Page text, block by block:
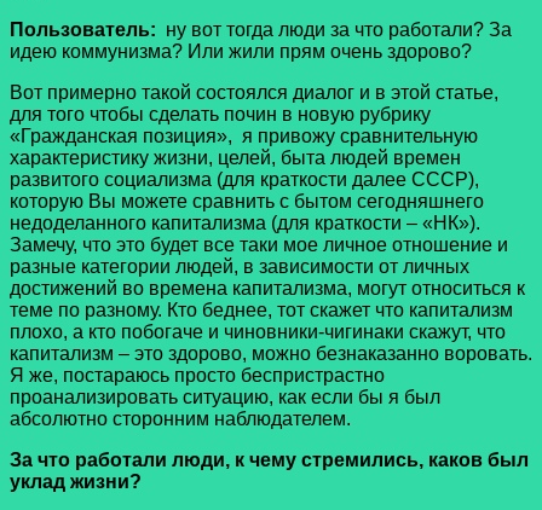
Пользователь: ну вот тогда люди за что работали? За
идею коммунизма? Или жили прям очень здорово?
Вот примерно такой состоялся диалог и в этой статье,
для того чтобы сделать почин в новую рубрику
«Гражданская позиция», я привожу сравнительную
характеристику жизни, целей, быта людей времен
развитого социализма (для краткости далее СССР),
которую Вы можете сравнить с бытом сегодняшнего
недоделанного капитализма (для краткости – «НК»).
Замечу, что это будет все таки мое личное отношение и
разные категории людей, в зависимости от личных
достижений во времена капитализма, могут относиться к
теме по разному. Кто беднее, тот скажет что капитализм
плохо, а кто побогаче и чиновники-чигинаки скажут, что
капитализм – это здорово, можно безнаказанно воровать.
Я же, постараюсь просто беспристрастно
проанализировать ситуацию, как если бы я был
абсолютно сторонним наблюдателем.
За что работали люди, к чему стремились, каков был
уклад жизни?